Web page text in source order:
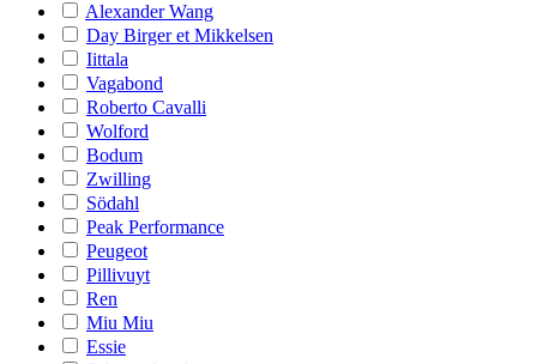
Alexander Wang
Day Birger et Mikkelsen
Iittala
Vagabond
Roberto Cavalli
Wolford
Bodum
Zwilling
Södahl
Peak Performance
Peugeot
Pillivuyt
Ren
Miu Miu
Essie